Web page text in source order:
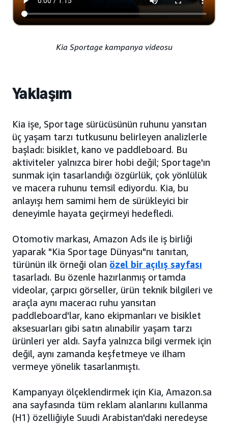
Kia Sportage kampanya videosu
Yaklaşım
Kia işe, Sportage sürücüsünün ruhunu yansıtan
üç yaşam tarzı tutkusunu belirleyen analizlerle
başladı: bisiklet, kano ve paddleboard. Bu
aktiviteler yalnızca birer hobi değil; Sportage'ın
sunmak için tasarlandığı özgürlük, çok yönlülük
ve macera ruhunu temsil ediyordu. Kia, bu
anlayışı hem samimi hem de sürükleyici bir
deneyimle hayata geçirmeyi hedefledi.
Otomotiv markası, Amazon Ads ile iş birliği
yaparak "Kia Sportage Dünyası"nı tanıtan,
türünün ilk örneği olan özel bir açılış sayfası
tasarladı. Bu özenle hazırlanmış ortamda
videolar, çarpıcı görseller, ürün teknik bilgileri ve
araçla aynı maceracı ruhu yansıtan
paddleboard'lar, kano ekipmanları ve bisiklet
aksesuarları gibi satın alınabilir yaşam tarzı
ürünleri yer aldı. Sayfa yalnızca bilgi vermek için
değil, aynı zamanda keşfetmeye ve ilham
vermeye yönelik tasarlanmıştı.
Kampanyayı ölçeklendirmek için Kia, Amazon.sa
ana sayfasında tüm reklam alanlarını kullanma
(H1) özelliğiyle Suudi Arabistan'daki neredeyse